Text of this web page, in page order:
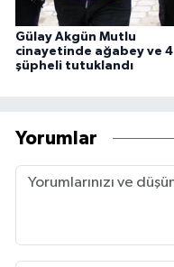
Gülay Akgün Mutlu
cinayetinde ağabey ve 4
şüpheli tutuklandı
Yorumlar